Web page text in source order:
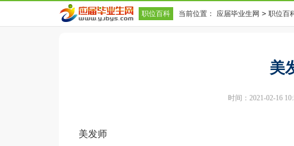
职位百科 当前位置： 应届毕业生网 > 职位百
美
时间：2021-02-16
美发师